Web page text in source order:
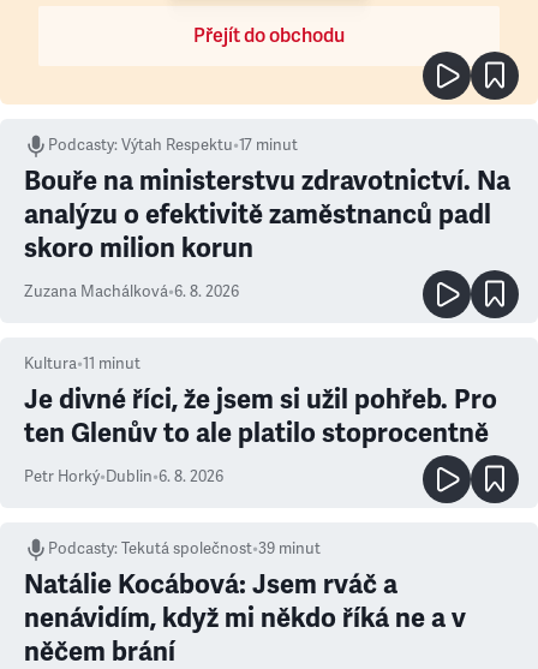
Přejít do obchodu
Podcasty:Výtah Respektu•17 minut
Bouře na ministerstvu zdravotnictví. Na
analýzu o efektivitě zaměstnanců padl
skoro milion korun
Zuzana Machálková•6. 8. 2026
Kultura•11 minut
Je divné říci, že jsem si užil pohřeb. Pro
ten Glenův to ale platilo stoprocentně
Petr Horký•Dublin•6. 8. 2026
Podcasty:Tekutá společnost•39 minut
Natálie Kocábová: Jsem rváč a
nenávidím, když mi někdo říká ne a v
něčem brání